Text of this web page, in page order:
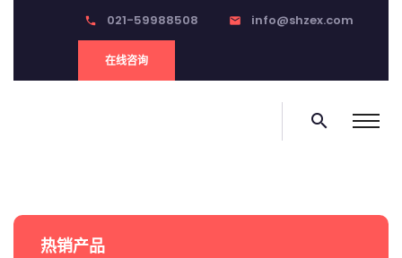
phone 021-59988508 email info@shzex.com
在线咨询
search
热销产品